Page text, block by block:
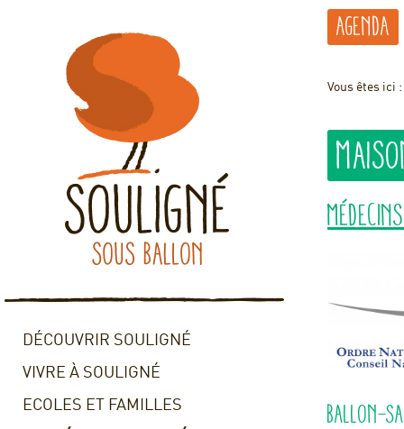
DÉCOUVRIR SOULIGNÉ
VIVRE À SOULIGNÉ
ECOLES ET FAMILLES
Agenda
Vous êtes ici :
Médecins
BALLON-